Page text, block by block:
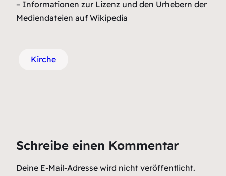
– Informationen zur Lizenz und den Urhebern der
Mediendateien auf Wikipedia
Kirche
Schreibe einen Kommentar
Deine E-Mail-Adresse wird nicht veröffentlicht.